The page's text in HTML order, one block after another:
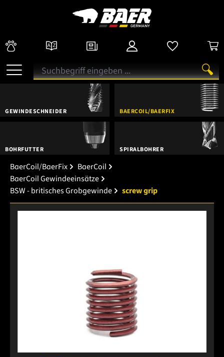
GEWINDESCHNEIDER BAERCOIL/BAERFIX
BOHRFUTTER SPIRALBOHRER
BaerCoil/BaerFix
BaerCoil
BaerCoil Gewindeeinsätze
BSW - britisches Grobgewinde
screw grip